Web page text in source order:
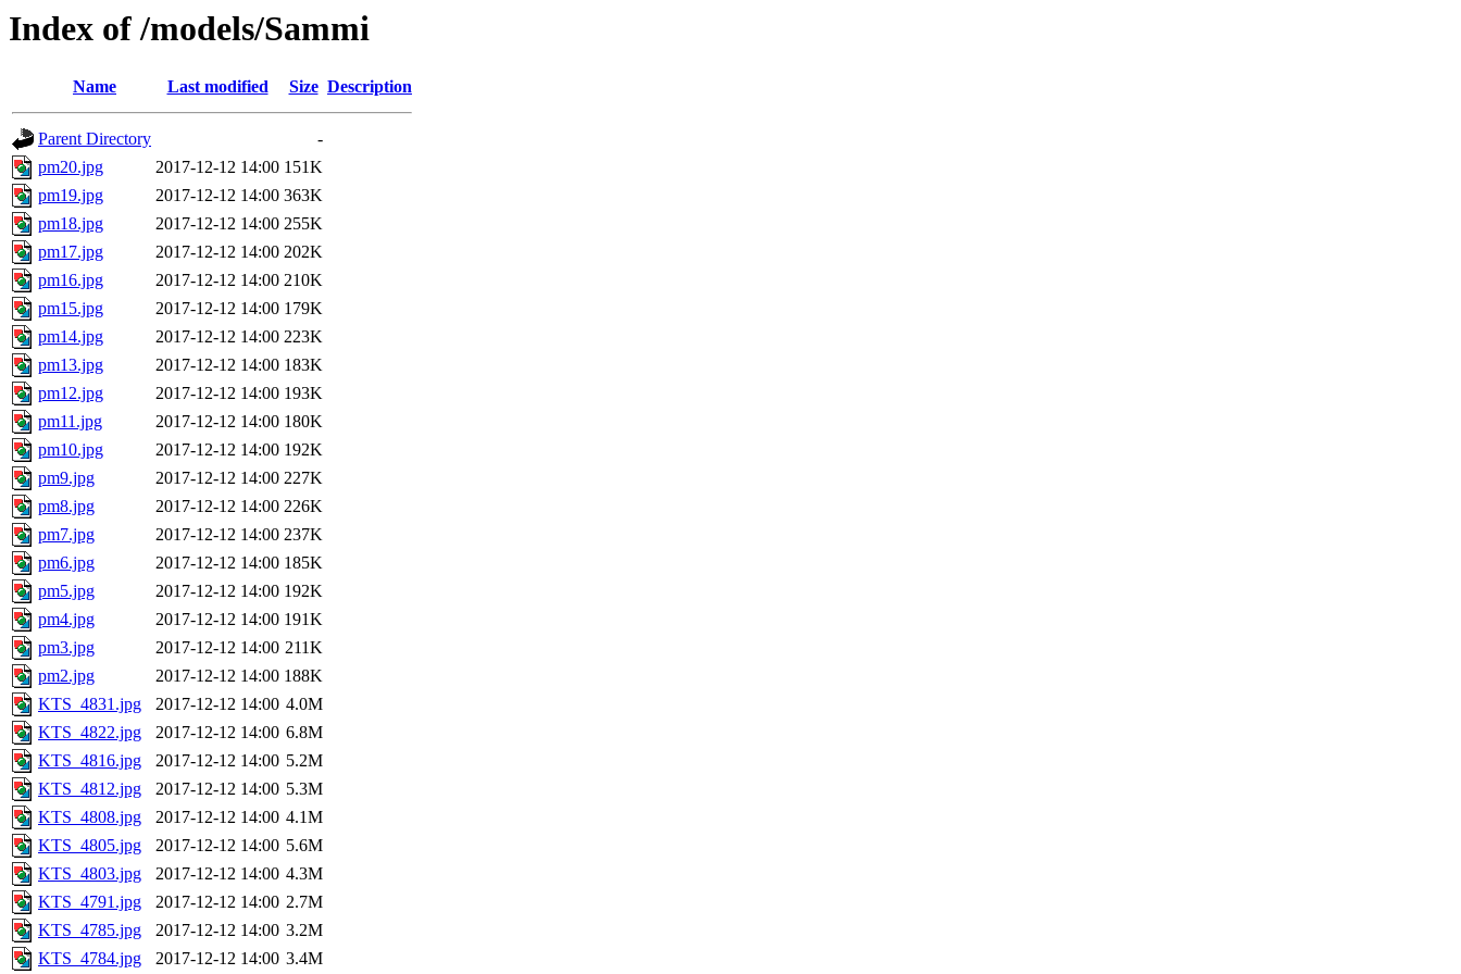
Index of /models/Sammi
Name Last modified Size Description
Parent Directory
-
pm20.jpg
2017-12-12 14:00 151K
pm19.jpg
2017-12-12 14:00 363K
pm18.jpg
2017-12-12 14:00 255K
pm17.jpg
2017-12-12 14:00 202K
pm16.jpg
2017-12-12 14:00 210K
pm15.jpg
2017-12-12 14:00 179K
pm14.jpg
2017-12-12 14:00 223K
pm13.jpg
2017-12-12 14:00 183K
pm12.jpg
2017-12-12 14:00 193K
pm11.jpg
2017-12-12 14:00 180K
pm10.jpg
2017-12-12 14:00 192K
pm9.jpg
2017-12-12 14:00 227K
pm8.jpg
2017-12-12 14:00 226K
pm7.jpg
2017-12-12 14:00 237K
pm6.jpg
2017-12-12 14:00 185K
pm5.jpg
2017-12-12 14:00 192K
pm4.jpg
2017-12-12 14:00 191K
pm3.jpg
2017-12-12 14:00 211K
pm2.jpg
2017-12-12 14:00 188K
KTS_4831.jpg
2017-12-12 14:00 4.0M
KTS_4822.jpg
2017-12-12 14:00 6.8M
KTS_4816.jpg
2017-12-12 14:00 5.2M
KTS_4812.jpg
2017-12-12 14:00 5.3M
KTS_4808.jpg
2017-12-12 14:00 4.1M
KTS_4805.jpg
2017-12-12 14:00 5.6M
KTS_4803.jpg
2017-12-12 14:00 4.3M
KTS_4791.jpg
2017-12-12 14:00 2.7M
KTS_4785.jpg
2017-12-12 14:00 3.2M
KTS_4784.jpg
2017-12-12 14:00 3.4M